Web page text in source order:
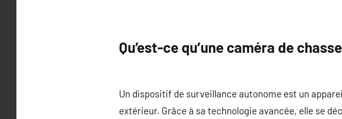
Qu’est-ce qu’une caméra de
Un dispositif de surveillance autonome est un
extérieur. Grâce à sa technologie avancée, elle se